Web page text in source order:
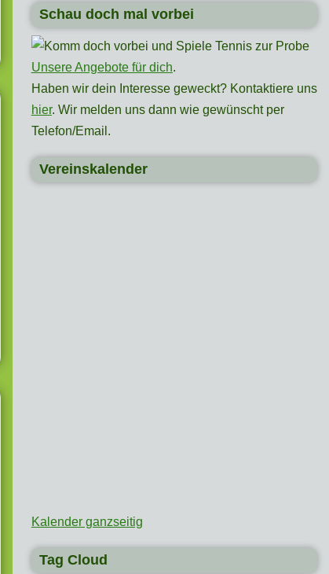
Schau doch mal vorbei
Unsere Angebote für dich.
Haben wir dein Interesse geweckt? Kontaktiere uns
hier. Wir melden uns dann wie gewünscht per
Telefon/Email.
Vereinskalender
Kalender ganzseitig
Tag Cloud